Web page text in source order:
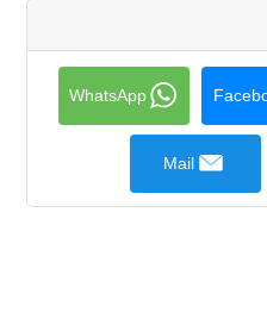
WhatsApp
Mail